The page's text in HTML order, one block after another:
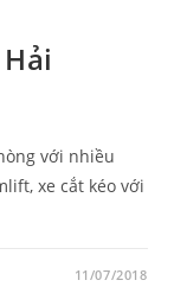
với nhiều
xe cắt kéo với
11/07/2018